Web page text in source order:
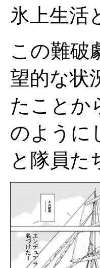
氷上生活
この難破
望的な状
たことか
のように
と隊員た